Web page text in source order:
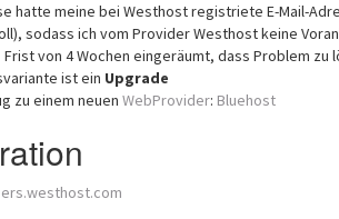
hatte meine bei Westhost registriete E-Mail-
sodass ich vom Provider Westhost keine
Frist von 4 Wochen eingeräumt, dass Problem zu
ist ein Upgrade
zu einem neuen WebProvider: Bluehost